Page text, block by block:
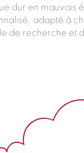
dur en mauvais
adapté à
de recherche et